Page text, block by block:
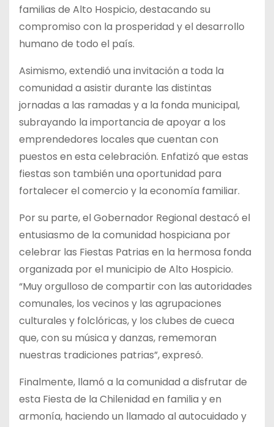
familias de Alto Hospicio, destacando su
compromiso con la prosperidad y el desarrollo
humano de todo el país.
Asimismo, extendió una invitación a toda la
comunidad a asistir durante las distintas
jornadas a las ramadas y a la fonda municipal,
subrayando la importancia de apoyar a los
emprendedores locales que cuentan con
puestos en esta celebración. Enfatizó que estas
fiestas son también una oportunidad para
fortalecer el comercio y la economía familiar.
Por su parte, el Gobernador Regional destacó el
entusiasmo de la comunidad hospiciana por
celebrar las Fiestas Patrias en la hermosa fonda
organizada por el municipio de Alto Hospicio.
“Muy orgulloso de compartir con las autoridades
comunales, los vecinos y las agrupaciones
culturales y folclóricas, y los clubes de cueca
que, con su música y danzas, rememoran
nuestras tradiciones patrias”, expresó.
Finalmente, llamó a la comunidad a disfrutar de
esta Fiesta de la Chilenidad en familia y en
armonía, haciendo un llamado al autocuidado y